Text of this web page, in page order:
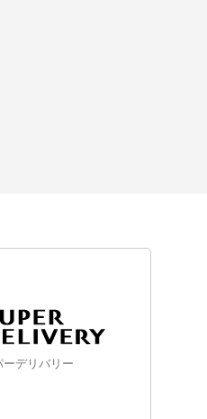
ーデリバリー